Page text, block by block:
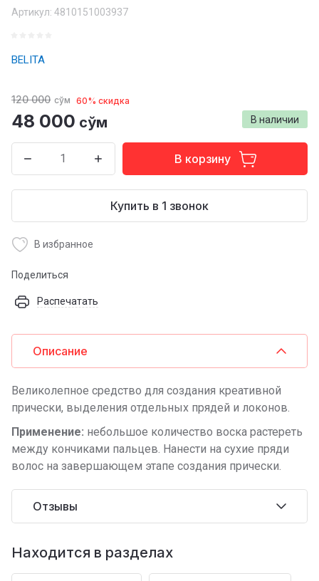
Артикул: 4810151003937
BELITA
В наличии
120 000 сўм 60% скидка
48 000 сўм
В корзину
Купить в 1 звонок
В избранное
Поделиться
Распечатать
Описание
Великолепное средство для создания креативной
прически, выделения отдельных прядей и локонов.
Применение: небольшое количество воска растереть
между кончиками пальцев. Нанести на сухие пряди
волос на завершающем этапе создания прически.
Отзывы
Находится в разделах